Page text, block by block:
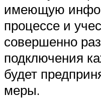
имеющую
процессе и
совершенно
подключения
будет
меры.